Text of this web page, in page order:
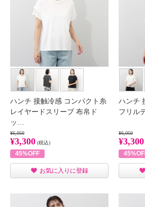
ハンチ 接触冷感 コンパクト糸
レイヤードスリーブ 布帛ド
ッ…
¥6,050
¥3,300 (税込)
45%OFF
お気に入りに登録
ハンチ
フリル
¥6,050
¥3,300